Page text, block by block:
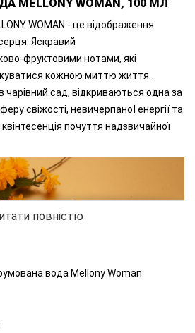
MELLОNY WOMAN, 100 МЛ
WOMAN - це відображення
Яскравий
фруктовими нотами, які
кожною миттю життя.
чарівний сад, відкриваються одна за
свіжості, невичерпаноЇ енергії та
почуття надзвичайної
повністю
вода Mellony Woman